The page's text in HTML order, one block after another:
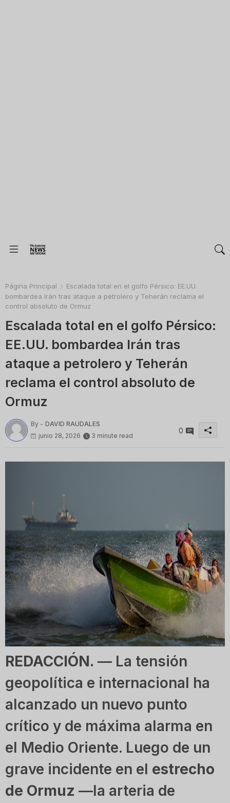
Página Principal
Escalada total en el golfo Pérsico: EE.UU.
bombardea Irán tras ataque a petrolero y Teherán reclama el
control absoluto de Ormuz
Escalada total en el golfo Pérsico:
EE.UU. bombardea Irán tras
ataque a petrolero y Teherán
reclama el control absoluto de
Ormuz
By - DAVID RAUDALES
junio 28, 2026
3 minute read
0
REDACCIÓN. — La tensión
geopolítica e internacional ha
alcanzado un nuevo punto
crítico y de máxima alarma en
el Medio Oriente. Luego de un
grave incidente en el estrecho
de Ormuz —la arteria de